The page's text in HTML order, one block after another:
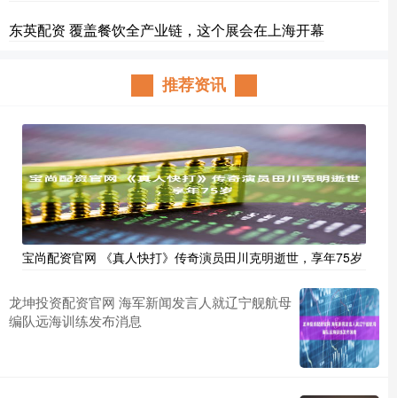
东英配资 覆盖餐饮全产业链，这个展会在上海开幕
推荐资讯
宝尚配资官网 《真人快打》传奇演员田川克明逝世，享年75岁
龙坤投资配资官网 海军新闻发言人就辽宁舰航母
编队远海训练发布消息